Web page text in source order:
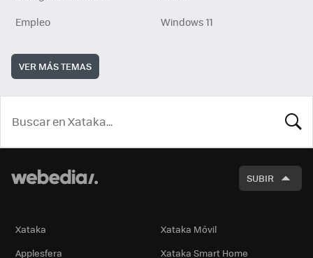
Empleo
Windows 11
VER MÁS TEMAS
SUBIR
Xataka
Xataka Móvil
Applesfera
Xataka Smart Home